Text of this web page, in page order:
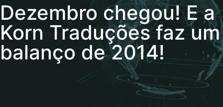
Dezembro chegou! E a
Korn Traduções faz um
balanço de 2014!